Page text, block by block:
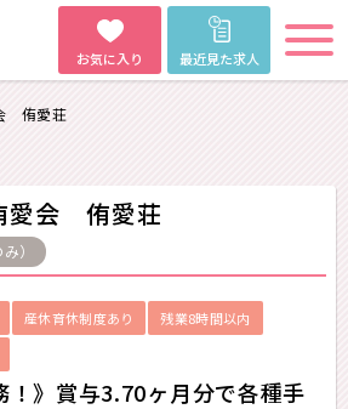
お気に入り 最近見た求人
侑愛荘
愛会 侑愛荘
）
産休育休制度あり
残業8時間以内
！》賞与3.70ヶ月分で各種手